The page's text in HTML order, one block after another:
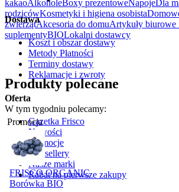
kakaoAlkoholeBoxy prezentoweNapojeDla
rodzicówKosmetyki i higiena osobista
zwierzątAkcesoria do domuArtykuły biurowe
suplementyBIOLokalni dostawcy
Produkty polecane
W tym tygodniu polecamy:
Promocja
FRISCO ORGANIC
Borówka BIO
Dostawa
Koszt i obszar dostawy
Metody Płatności
Terminy dostawy
Reklamacje i zwroty
Oferta
Gazetka Frisco
Nowości
Promocje
Bestsellery
Nasze marki
Rabat na pierwsze zakupy